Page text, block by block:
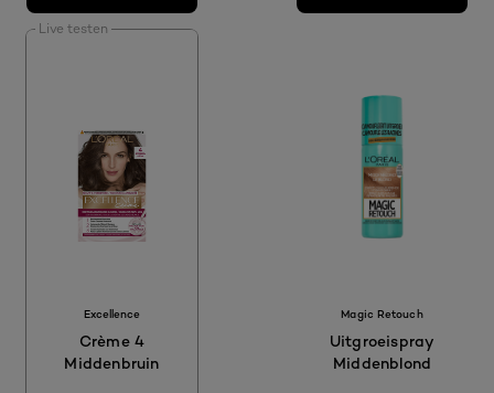
Live testen
Excellence
Crème 4
Middenbruin
Magic Retouch
Uitgroeispray
Middenblond